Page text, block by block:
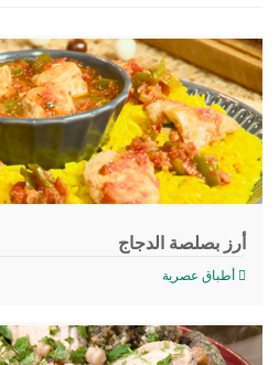
أرز بصلصة الدجاج
أطباق عصرية